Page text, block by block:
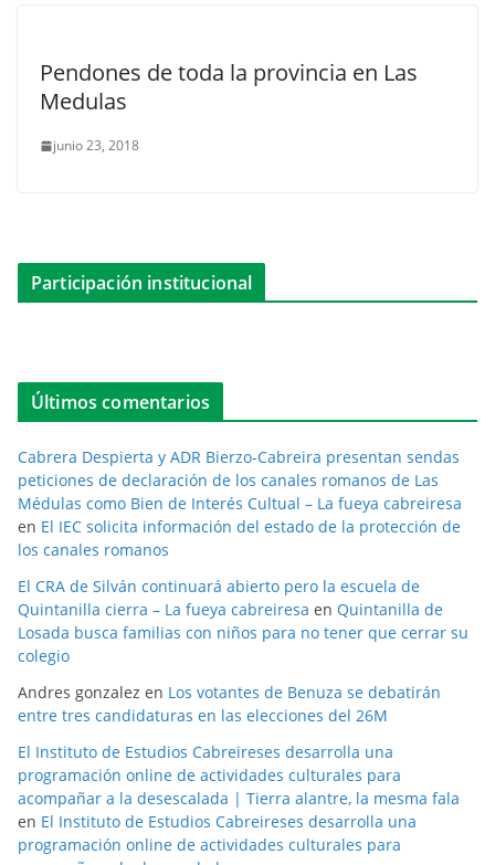
Pendones de toda la provincia en Las
Medulas
junio 23, 2018
Participación institucional
Últimos comentarios
Cabrera Despierta y ADR Bierzo-Cabreira presentan sendas
peticiones de declaración de los canales romanos de Las
Médulas como Bien de Interés Cultual – La fueya cabreiresa
en El IEC solicita información del estado de la protección de
los canales romanos
El CRA de Silván continuará abierto pero la escuela de
Quintanilla cierra – La fueya cabreiresa en Quintanilla de
Losada busca familias con niños para no tener que cerrar su
colegio
Andres gonzalez en Los votantes de Benuza se debatirán
entre tres candidaturas en las elecciones del 26M
El Instituto de Estudios Cabreireses desarrolla una
programación online de actividades culturales para
acompañar a la desescalada | Tierra alantre, la mesma fala
en El Instituto de Estudios Cabreireses desarrolla una
programación online de actividades culturales para